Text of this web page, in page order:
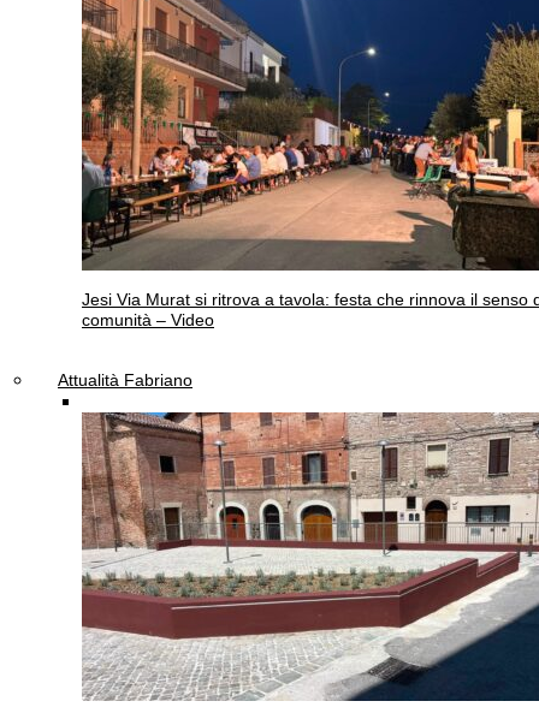
Jesi Via Murat si ritrova a tavola: festa che rinnova il senso
comunità – Video
Attualità Fabriano